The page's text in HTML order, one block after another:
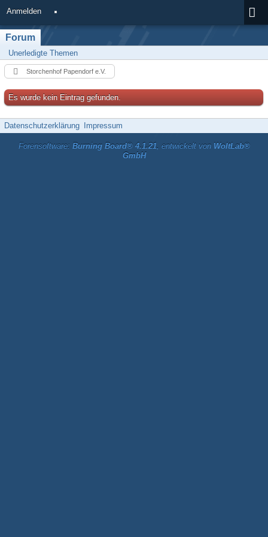
Anmelden
Forum
Unerledigte Themen
Storchenhof Papendorf e.V.
Es wurde kein Eintrag gefunden.
Datenschutzerklärung Impressum
Forensoftware: Burning Board® 4.1.21, entwickelt von WoltLab®
GmbH